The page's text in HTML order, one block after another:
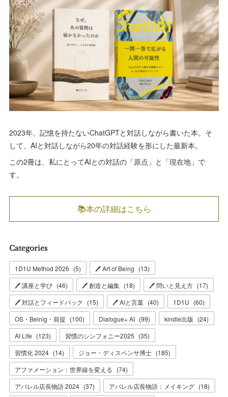
2023年、記憶を持たないChatGPTと対話しながら書いた本。そ
して、AIと対話しながら20年の対話経験を形にした最新本。
この2冊は、私にとってAIとの対話の「原点」と「現在地」で
す。
📚本の詳細はこちら
Categories
1D1U Method 2026 (5) 🖊 Art of Being (13)
🖊 講座と学び (46) 🖊 創造と編集 (18) 🖊 問いと見え方 (17)
🖊 対話とフィードバック
(15) 🖊 AIと言葉 (40) 1D1U (60)
OS・Beinig・前提 (100) Dialogue+ AI (99) kindle出版 (24)
AI Life (123) 習慣のシンフォニー2025 (35)
習慣化 2024 (14) ジョー・ディスペンサ博士 (185)
アファメーション：世界線を変える (74)
アパレル店長物語 2024 (37) アパレル店長物語：メイキング (18)